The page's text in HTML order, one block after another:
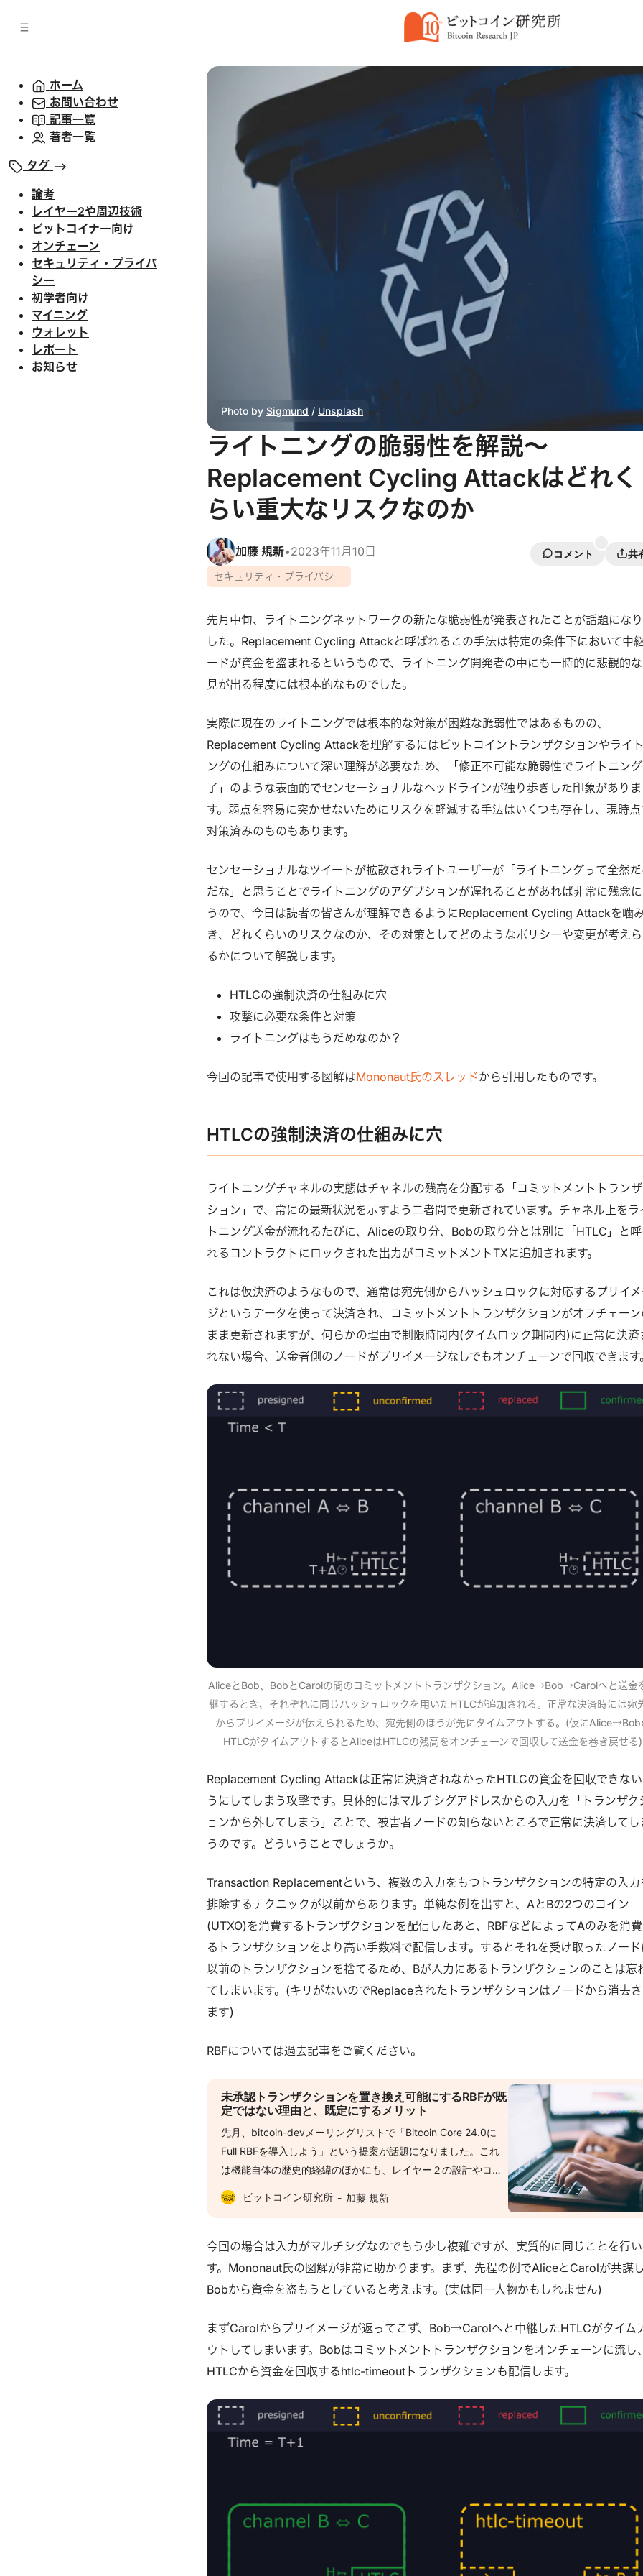
ホーム
お問い合わせ
記事一覧
著者一覧
タグ
論考
レイヤー2や周辺技術
ビットコイナー向け
オンチェーン
セキュリティ・プライバ
シー
初学者向け
マイニング
ウォレット
レポート
お知らせ
Photo by Sigmund / Unsplash
ライトニングの脆弱性を解説〜
Replacement Cycling Attackはどれく
らい重大なリスクなのか
加藤 規新•2023年11月10日 コメント
共
セキュリティ・プライバシー
先月中旬、ライトニングネットワークの新たな脆弱性が発表されたことが話題にな
した。Replacement Cycling Attackと呼ばれるこの手法は特定の条件下において中
ードが資金を盗まれるというもので、ライトニング開発者の中にも一時的に悲観的
見が出る程度には根本的なものでした。
実際に現在のライトニングでは根本的な対策が困難な脆弱性ではあるものの、
Replacement Cycling Attackを理解するにはビットコイントランザクションやライ
ングの仕組みについて深い理解が必要なため、「修正不可能な脆弱性でライトニン
了」のような表面的でセンセーショナルなヘッドラインが独り歩きした印象がありま
す。弱点を容易に突かせないためにリスクを軽減する手法はいくつも存在し、現時点
対策済みのものもあります。
センセーショナルなツイートが拡散されライトユーザーが「ライトニングって全然
だな」と思うことでライトニングのアダプションが遅れることがあれば非常に残念
うので、今日は読者の皆さんが理解できるようにReplacement Cycling Attackを噛
き、どれくらいのリスクなのか、その対策としてどのようなポリシーや変更が考え
るかについて解説します。
HTLCの強制決済の仕組みに穴
攻撃に必要な条件と対策
ライトニングはもうだめなのか？
今回の記事で使用する図解はMononaut氏のスレッドから引用したものです。
HTLCの強制決済の仕組みに穴
ライトニングチャネルの実態はチャネルの残高を分配する「コミットメントトランザ
ション」で、常にの最新状況を示すよう二者間で更新されています。チャネル上をラ
トニング送金が流れるたびに、Aliceの取り分、Bobの取り分とは別に「HTLC」と
れるコントラクトにロックされた出力がコミットメントTXに追加されます。
これは仮決済のようなもので、通常は宛先側からハッシュロックに対応するプリイ
ジというデータを使って決済され、コミットメントトランザクションがオフチェーン
まま更新されますが、何らかの理由で制限時間内(タイムロック期間内)に正常に決済
れない場合、送金者側のノードがプリイメージなしでもオンチェーンで回収できます
AliceとBob、BobとCarolの間のコミットメントトランザクション。Alice→Bob→Carolへと送金
継するとき、それぞれに同じハッシュロックを用いたHTLCが追加される。正常な決済時には宛
からプリイメージが伝えられるため、宛先側のほうが先にタイムアウトする。(仮にAlice→Bob
HTLCがタイムアウトするとAliceはHTLCの残高をオンチェーンで回収して送金を巻き戻せる)
Replacement Cycling Attackは正常に決済されなかったHTLCの資金を回収できな
うにしてしまう攻撃です。具体的にはマルチシグアドレスからの入力を「トランザク
ョンから外してしまう」ことで、被害者ノードの知らないところで正常に決済してし
うのです。どういうことでしょうか。
Transaction Replacementという、複数の入力をもつトランザクションの特定の入力
排除するテクニックが以前からあります。単純な例を出すと、AとBの2つのコイン
(UTXO)を消費するトランザクションを配信したあと、RBFなどによってAのみを消
るトランザクションをより高い手数料で配信します。するとそれを受け取ったノード
以前のトランザクションを捨てるため、Bが入力にあるトランザクションのことは忘
てしまいます。(キリがないのでReplaceされたトランザクションはノードから消去
ます)
RBFについては過去記事をご覧ください。
未承認トランザクションを置き換え可能にするRBFが既
定ではない理由と、既定にするメリット
先月、bitcoin-devメーリングリストで「Bitcoin Core 24.0に
Full RBFを導入しよう」という提案が話題になりました。これ
は機能自体の歴史的経緯のほかにも、レイヤー２の設計やコン
センサスの変更 (ソフトフォーク・ハードフォーク)とは異なる
「ポリシールールの変更」がネットワーク利用者に及ぼしうる
ぜ現状ではすべてのトランザクションがRBFではないのか、そ
してすべてのトランザクションがRBFになるメリットをまとめ
ます。 RBFとは RBFとはReplace-by-Feeの略で、あるトラン
ビットコイン研究所 加藤 規新
今回の場合は入力がマルチシグなのでもう少し複雑ですが、実質的に同じことを行
す。Mononaut氏の図解が非常に助かります。まず、先程の例でAliceとCarolが共謀
Bobから資金を盗もうとしていると考えます。(実は同一人物かもしれません)
まずCarolからプリイメージが返ってこず、Bob→Carolへと中継したHTLCがタイム
ウトしてしまいます。Bobはコミットメントトランザクションをオンチェーンに流し、
HTLCから資金を回収するhtlc-timeoutトランザクションも配信します。